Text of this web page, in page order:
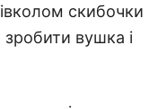
скибочки
зробити вушка і